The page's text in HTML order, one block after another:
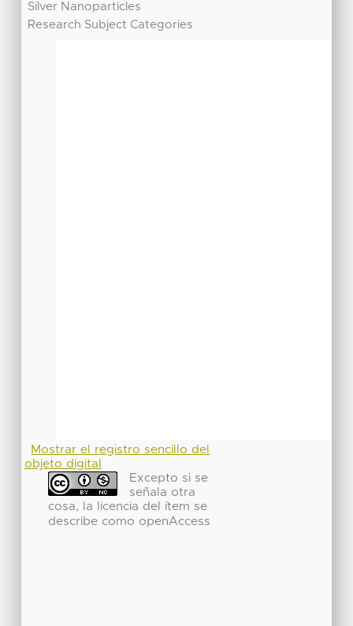
Silver Nanoparticles
Research Subject Categories
Mostrar el registro sencillo del
objeto digital
Excepto si se
señala otra
cosa, la licencia del ítem se
describe como openAccess